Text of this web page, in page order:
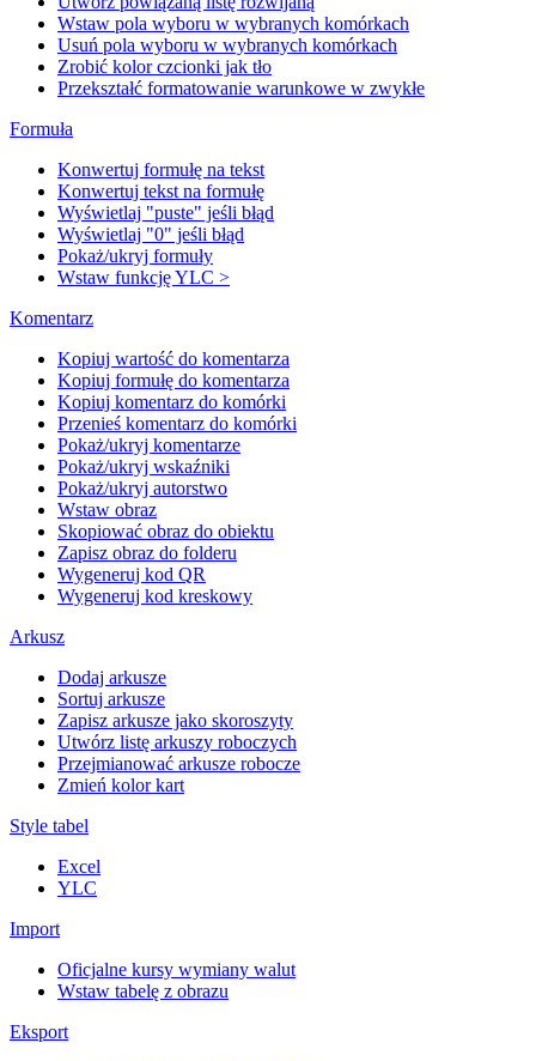
Wstaw pola wyboru w wybranych komórkach
Usuń pola wyboru w wybranych komórkach
Zrobić kolor czcionki jak tło
Przekształć formatowanie warunkowe w zwykłe
Formuła
Konwertuj formułę na tekst
Konwertuj tekst na formułę
Wyświetlaj "puste" jeśli błąd
Wyświetlaj "0" jeśli błąd
Pokaż/ukryj formuły
Wstaw funkcję YLC >
Komentarz
Kopiuj wartość do komentarza
Kopiuj formułę do komentarza
Kopiuj komentarz do komórki
Przenieś komentarz do komórki
Pokaż/ukryj komentarze
Pokaż/ukryj wskaźniki
Pokaż/ukryj autorstwo
Wstaw obraz
Skopiować obraz do obiektu
Zapisz obraz do folderu
Wygeneruj kod QR
Wygeneruj kod kreskowy
Arkusz
Dodaj arkusze
Sortuj arkusze
Zapisz arkusze jako skoroszyty
Utwórz listę arkuszy roboczych
Przejmianować arkusze robocze
Zmień kolor kart
Style tabel
Excel
YLC
Import
Oficjalne kursy wymiany walut
Wstaw tabelę z obrazu
Eksport